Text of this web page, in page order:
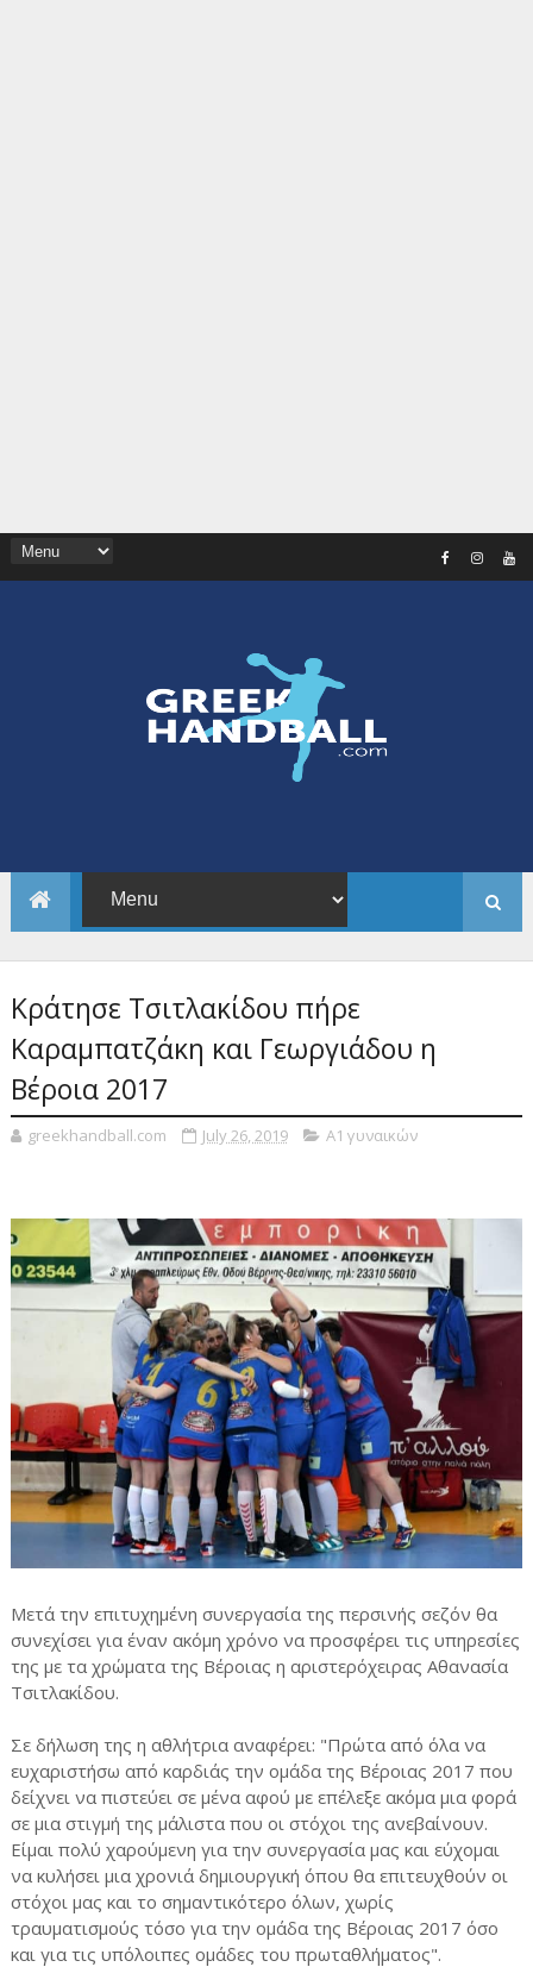
Κράτησε Τσιτλακίδου πήρε
Καραμπατζάκη και Γεωργιάδου η
Βέροια 2017
greekhandball.com July 26, 2019 Α1 γυναικών
Μετά την επιτυχημένη συνεργασία της περσινής σεζόν θα
συνεχίσει για έναν ακόμη χρόνο να προσφέρει τις υπηρεσίες
της με τα χρώματα της Βέροιας η αριστερόχειρας Αθανασία
Τσιτλακίδου.
Σε δήλωση της η αθλήτρια αναφέρει: "Πρώτα από όλα να
ευχαριστήσω από καρδιάς την ομάδα της Βέροιας 2017 που
δείχνει να πιστεύει σε μένα αφού με επέλεξε ακόμα μια φορά
σε μια στιγμή της μάλιστα που οι στόχοι της ανεβαίνουν.
Είμαι πολύ χαρούμενη για την συνεργασία μας και εύχομαι
να κυλήσει μια χρονιά δημιουργική όπου θα επιτευχθούν οι
στόχοι μας και το σημαντικότερο όλων, χωρίς
τραυματισμούς τόσο για την ομάδα της Βέροιας 2017 όσο
και για τις υπόλοιπες ομάδες του πρωταθλήματος".